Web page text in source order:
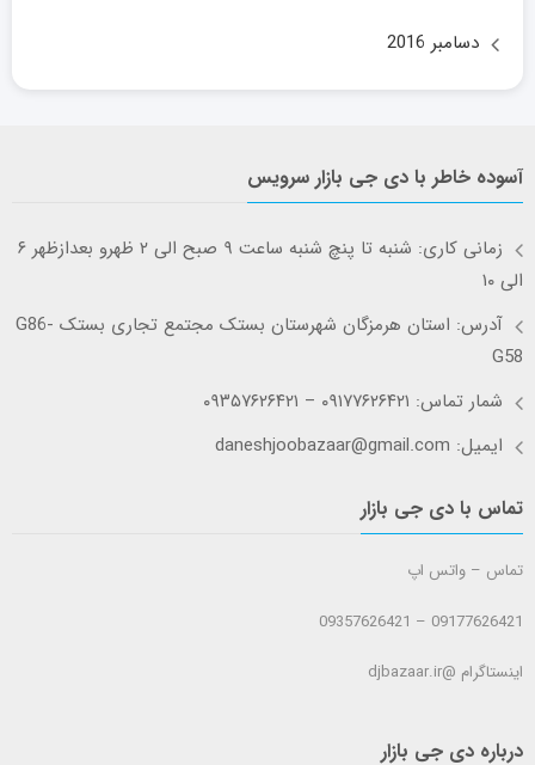
دسامبر 2016
آسوده خاطر با دی جی بازار سرویس
زمانی کاری: شنبه تا پنچ شنبه ساعت ۹ صبح الی ۲ ظهرو بعدازظهر ۶
الی ۱۰
آدرس: استان هرمزگان شهرستان بستک مجتمع تجاری بستک G86-
G58
شمار تماس: ۰۹۱۷۷۶۲۶۴۲۱ – ۰۹۳۵۷۶۲۶۴۲۱
ایمیل: daneshjoobazaar@gmail.com
تماس با دی جی بازار
تماس – واتس اپ
09177626421 – 09357626421
اینستاگرام @djbazaar.ir
درباره دی جی بازار